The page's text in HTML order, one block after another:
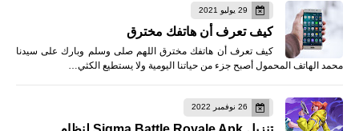
29 يوليو 2021
كيف تعرف أن هاتفك مخترق
كيف تعرف أن هاتفك مخترق اللهم صلى وسلم وبارك على سيدنا
محمد الهاتف المحمول أصبح جزء من حياتنا اليومية ولا يستطيع الكثي…
26 نوفمبر 2022